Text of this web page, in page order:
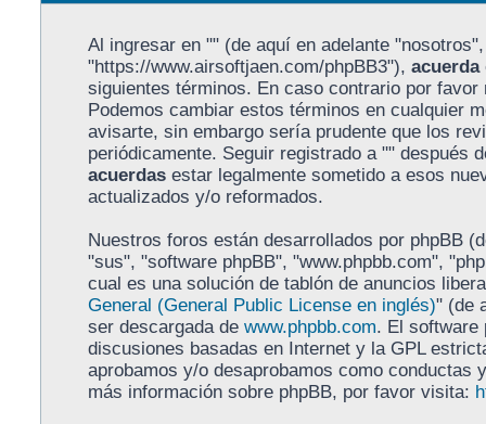
Al ingresar en "" (de aquí en adelante
"https://www.airsoftjaen.com/phpBB3"), acuerda
siguientes términos. En caso contrario por
Podemos cambiar estos términos en cualquier
avisarte, sin embargo sería prudente que los
periódicamente. Seguir registrado a "" después
acuerdasestar legalmente sometido a esos
actualizados y/o reformados.
Nuestros foros están desarrollados por phpBB
"sus", "software phpBB", "www.phpbb.com",
cual es una solución de tablón de anuncios
General (General Public License en inglés)" (de
ser descargada de www.phpbb.com. El software
discusiones basadas en Internet y la GPL
aprobamos y/o desaprobamos como conductas
más información sobre phpBB, por favor visita: